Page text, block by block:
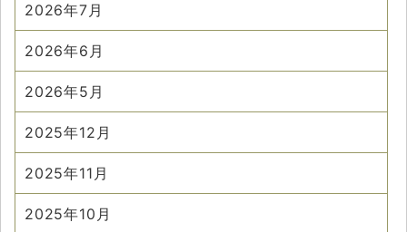
2026年7月
2026年6月
2026年5月
2025年12月
2025年11月
2025年10月